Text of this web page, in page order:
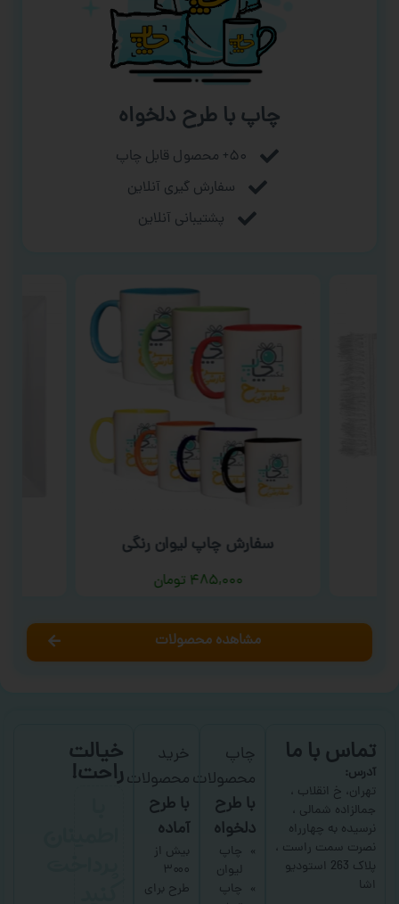
چاپ با طرح دلخواه
۵۰+ محصول قابل چاپ
سفارش گیری آنلاین
پشتیبانی آنلاین
سفارش چاپ لیوان رنگی
۴۸۵,۰۰۰ تومان
مشاهده محصولات
تماس با ما
آدرس:
تهران، خ انقلاب ،
جمالزاده شمالی ،
نرسیده به چهارراه
نصرت سمت راست ،
پلاک 263 استودیو
اشا
چاپ
محصولات
با طرح
دلخواه
چاپ
لیوان
چاپ
خرید
محصولات
با طرح
آماده
بیش از
۳۰۰۰
طرح برای
خیالت
راحت!